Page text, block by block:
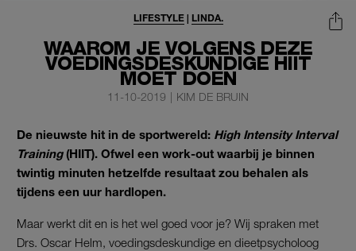
WAAROM JE VOLGENS DEZE
VOEDINGSDESKUNDIGE HIIT
MOET DOEN
LIFESTYLE| LINDA.
11-10-2019 | KIM DE BRUIN
De nieuwste hit in de sportwereld: High Intensity Interval
Training(HIIT). Ofwel een work-out waarbij je binnen
twintig minuten hetzelfde resultaat zou behalen als
tijdens een uur hardlopen.
Maar werkt dit en is het wel goed voor je? Wij spraken met
Drs. Oscar Helm, voedingsdeskundige en dieetpsycholoog